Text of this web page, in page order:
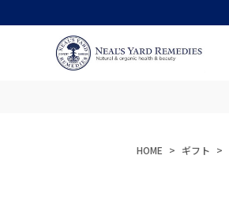
HOME ギフト